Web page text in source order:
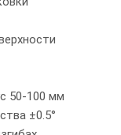
50-100 мм
±0.5°